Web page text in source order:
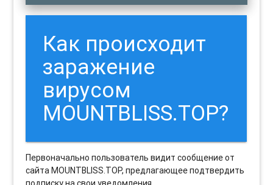
Как происходит
заражение
вирусом
MOUNTBLISS.TOP?
Первоначально пользователь видит сообщение от
сайта MOUNTBLISS.TOP, предлагающее подтвердить